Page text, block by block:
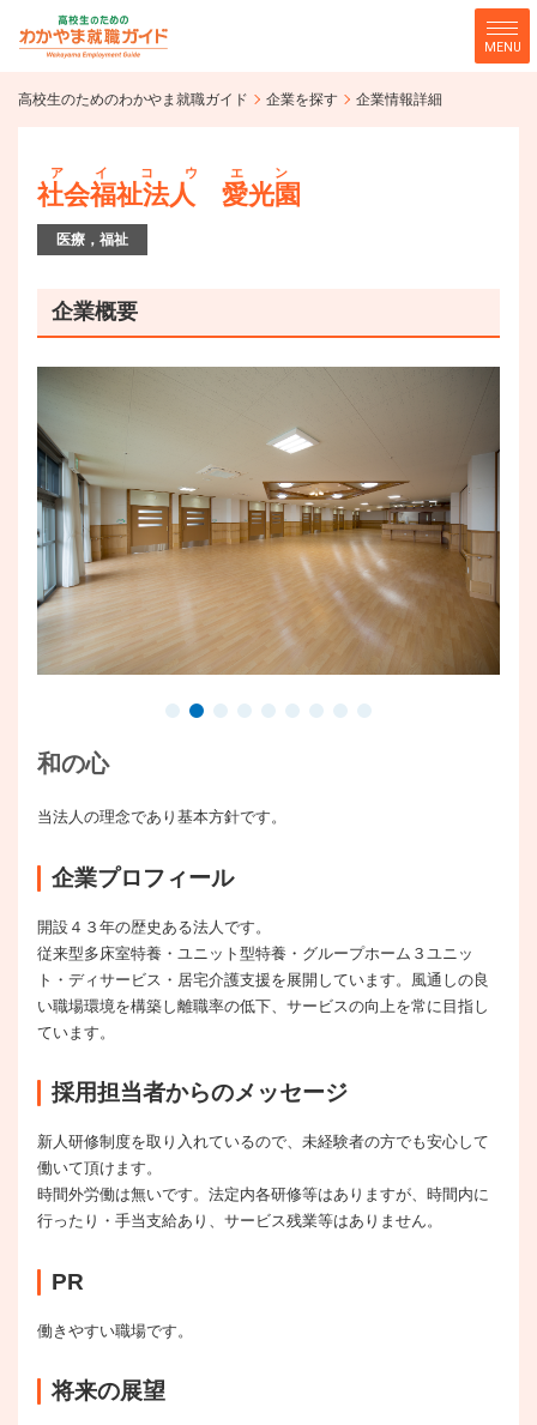
企業を探す
高校生のためのわかやま就職ガ
MENU
高校生のためのわかやま就職ガイド 企業を探す 企業情報詳細
社会福祉法人 愛光園
アイコウエン
医療，福祉
企業概要
和の心
当法人の理念であり基本方針です。
企業プロフィール
開設４３年の歴史ある法人です。
従来型多床室特養・ユニット型特養・グループホーム３ユニッ
ト・ディサービス・居宅介護支援を展開しています。風通しの良
い職場環境を構築し離職率の低下、サービスの向上を常に目指し
ています。
採用担当者からのメッセージ
新人研修制度を取り入れているので、未経験者の方でも安心して
働いて頂けます。
時間外労働は無いです。法定内各研修等はありますが、時間内に
行ったり・手当支給あり、サービス残業等はありません。
PR
働きやすい職場です。
将来の展望